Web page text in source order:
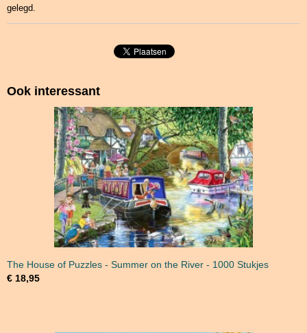
gelegd.
Ook interessant
The House of Puzzles - Summer on the River - 1000 Stukjes
€ 18,95